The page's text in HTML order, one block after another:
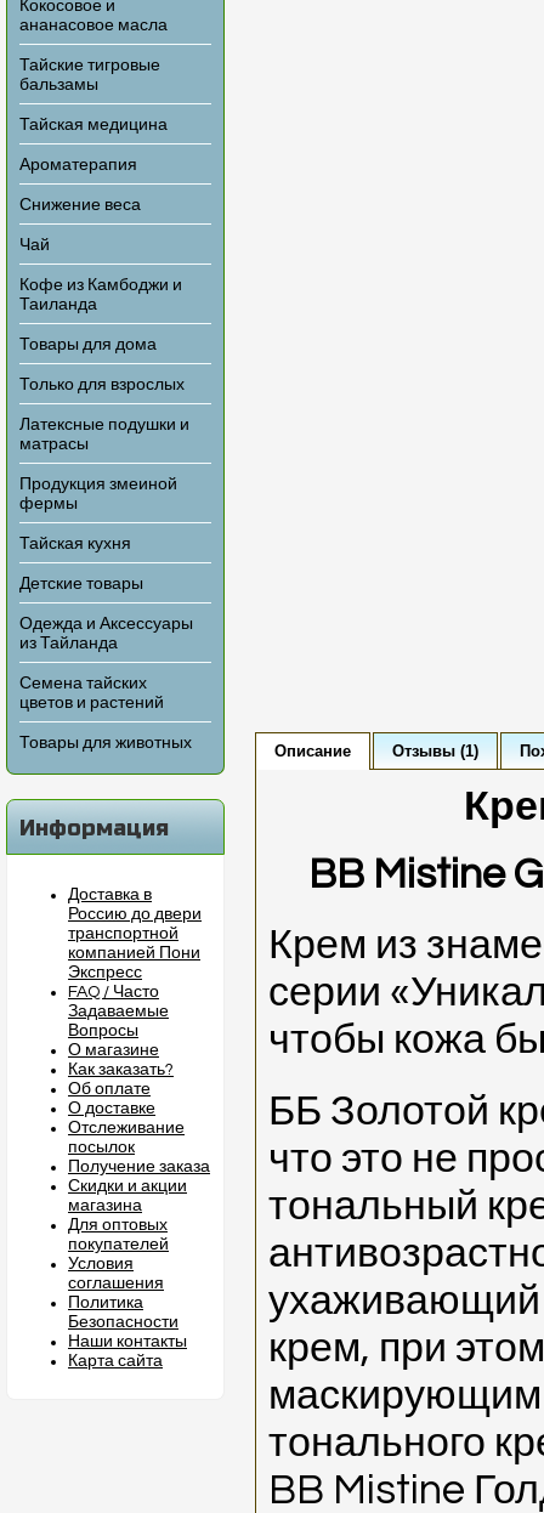
Кокосовое и
ананасовое масла
Тайские тигровые
бальзамы
Тайская медицина
Ароматерапия
Снижение веса
Чай
Кофе из Камбоджи и
Таиланда
Товары для дома
Только для взрослых
Латексные подушки и
матрасы
Продукция змеиной
фермы
Тайская кухня
Детские товары
Одежда и Аксессуары
из Тайланда
Семена тайских
цветов и растений
Товары для животных
Информация
Доставка в
Россию до двери
транспортной
компанией Пони
Экспресс
FAQ / Часто
Задаваемые
Вопросы
О магазине
Как заказать?
Об оплате
О доставке
Отслеживание
посылок
Получение заказа
Скидки и акции
магазина
Для оптовых
покупателей
Условия
соглашения
Политика
Безопасности
Наши контакты
Карта сайта
Описание Отзывы (1)
BB Mistine
Крем из
серии
чтобы кожа
ББ Золотой
что это не
тональный
ухаживающий
крем, при
тонального
BB Mistine